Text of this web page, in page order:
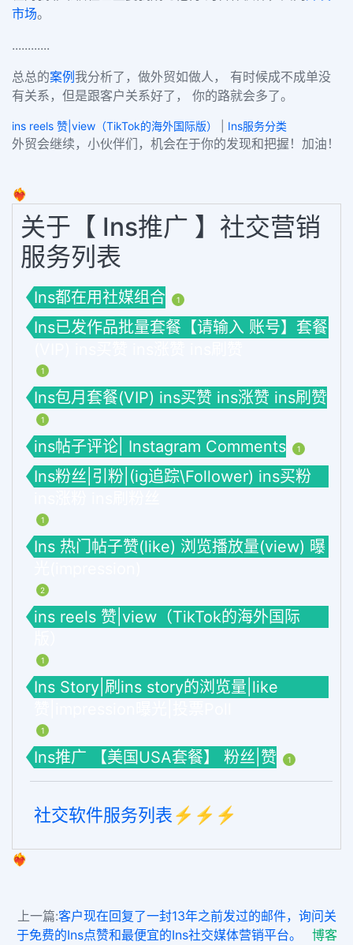
市场。
............
总总的案例 我分析了，做外贸如做人， 有时候成不成单没
有关系，但是跟客户关系好了， 你的路就会多了。
ins reels 赞|view（TikTok的海外国际版） Ins服务分类
外贸会继续，小伙伴们，机会在于你的发现和把握！加油！
❤️‍🔥
关于【 Ins推广 】社交营销
服务列表
Ins都在用社媒组合 1
Ins已发作品批量套餐【请输入 账号】套餐
1
Ins包月套餐(VIP) ins买赞 ins涨赞 ins刷赞
1
ins帖子评论| Instagram Comments 1
Ins粉丝|引粉|(ig追踪\Follower) ins买粉
1
Ins 热门帖子赞(like) 浏览播放量(view) 曝
2
ins reels 赞|view（TikTok的海外国际
1
Ins Story|刷ins story的浏览量|like
1
Ins推广 【美国USA套餐】 粉丝|赞 1
社交软件服务列表⚡️⚡️⚡️
❤️‍🔥
上一篇:客户现在回复了一封13年之前发过的邮件，询问关
于免费的Ins点赞和最便宜的Ins社交媒体营销平台。
博客